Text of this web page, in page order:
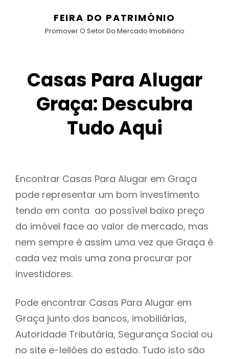
FEIRA DO PATRIMÓNIO
Promover O Setor Do Mercado Imobiliário
Casas Para Alugar
Graça: Descubra
Tudo Aqui
Encontrar Casas Para Alugar em Graça
pode representar um bom investimento
tendo em conta ao possível baixo preço
do imóvel face ao valor de mercado, mas
nem sempre é assim uma vez que Graça é
cada vez mais uma zona procurar por
investidores.
Pode encontrar Casas Para Alugar em
Graça junto dos bancos, imobiliárias,
Autoridade Tributária, Segurança Social ou
no site e-leilões do estado. Tudo isto são